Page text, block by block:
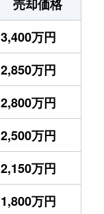
売却価格
3,400万円
2,850万円
2,800万円
2,500万円
2,150万円
1,800万円